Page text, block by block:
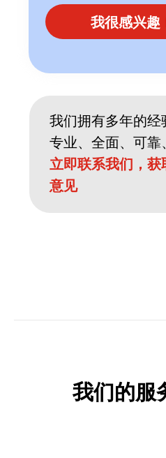
我们拥有多年的
专业、全面、可靠
立即联系我们，
意见
我很感兴趣
我们的服